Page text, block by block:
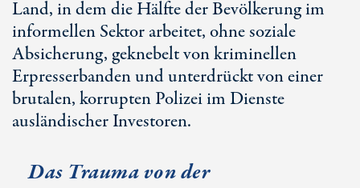
Land, in dem die Hälfte der Bevölkerung im
informellen Sektor arbeitet, ohne soziale
Absicherung, geknebelt von kriminellen
Erpresserbanden und unterdrückt von einer
brutalen, korrupten Polizei im Dienste
ausländischer Investoren.
Das Trauma von der